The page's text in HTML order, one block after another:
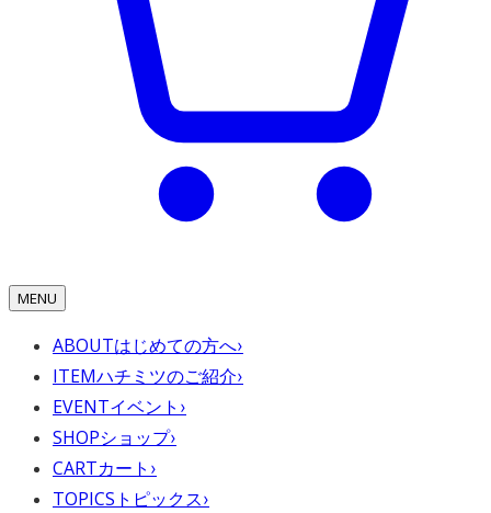
MENU
ABOUTはじめての方へ›
ITEMハチミツのご紹介›
EVENTイベント ›
SHOPショップ›
CARTカート ›
TOPICS トピックス›